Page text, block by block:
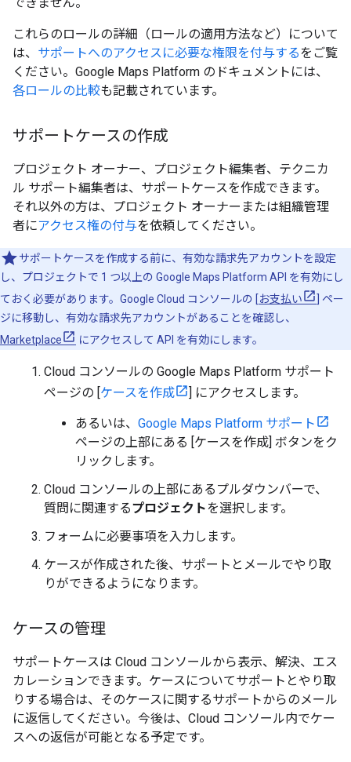
これらのロールの詳細（ロールの適用方法など）について
は、 サポートへのアクセスに必要な権限を付与するをご覧
ください。Google Maps Platform のドキュメントには、
各ロールの比較も記載されています。
サポートケースの作成
プロジェクト オーナー、プロジェクト編集者、テクニカ
ル サポート編集者は、サポートケースを作成できます。
それ以外の方は、プロジェクト オーナーまたは組織管理
者にアクセス権の付与を依頼してください。
サポートケースを作成する前に、有効な請求先アカウントを設定
し、プロジェクトで 1 つ以上の Google Maps Platform API を有効にし
ておく必要があります。Google Cloud コンソールの [お支払い
] ペー
ジに移動し、有効な請求先アカウントがあることを確認し、
Marketplace
にアクセスして API を有効にします。
Cloud コンソールの Google Maps Platform サポート
ページの [ケースを作成 ] にアクセスします。
あるいは、 Google Maps Platform サポート
ページの上部にある [ケースを作成] ボタンをク
リックします。
Cloud コンソールの上部にあるプルダウンバーで、
質問に関連するプロジェクトを選択します。
フォームに必要事項を入力します。
ケースが作成された後、サポートとメールでやり取
りができるようになります。
ケースの管理
サポートケースは Cloud コンソールから表示、解決、エス
カレーションできます。ケースについてサポートとやり取
りする場合は、そのケースに関するサポートからのメール
に返信してください。今後は、Cloud コンソール内でケー
スへの返信が可能となる予定です。